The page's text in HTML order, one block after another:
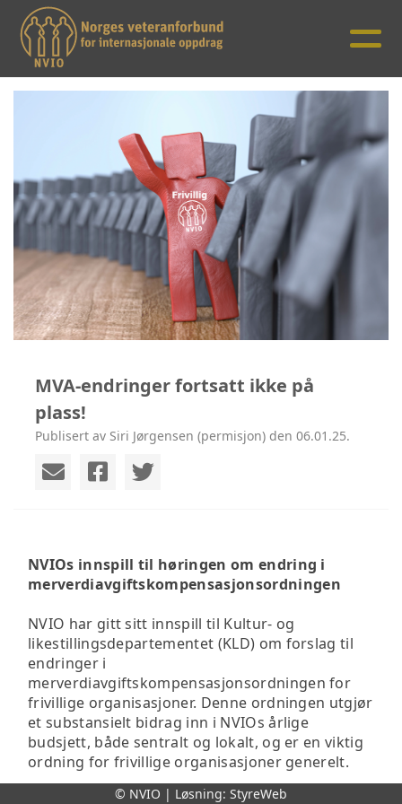
MVA-endringer fortsatt ikke på
plass!
Publisert av Siri Jørgensen (permisjon) den 06.01.25.
NVIOs innspill til høringen om endring i
merverdiavgiftskompensasjonsordningen
NVIO har gitt sitt innspill til Kultur- og
likestillingsdepartementet (KLD) om forslag til
endringer i
merverdiavgiftskompensasjonsordningen for
frivillige organisasjoner. Denne ordningen utgjør
et substansielt bidrag inn i NVIOs årlige
budsjett, både sentralt og lokalt, og er en viktig
ordning for frivillige organisasjoner generelt.
© NVIO | Løsning: StyreWeb